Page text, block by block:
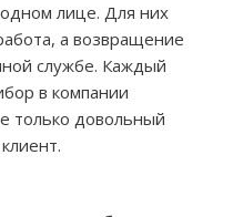
лице. Для них
а возвращение
службе. Каждый
в компании
только довольный